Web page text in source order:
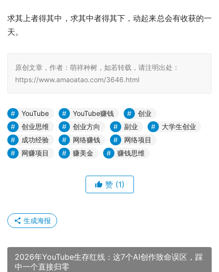
求其上者得其中，求其中者得其下，动起来总会有收获的一
天。
原创文章，作者：萌祥种树，如若转载，请注明出处：
https://www.amaoatao.com/3646.html
YouTube YouTube赚钱
创业
创业思维
创业方向 副业
大学生创业
成功经验
网络赚钱
网络项目
网赚项目
赚美金 赚钱思维
赞 (1)
生成海报
2026年YouTube生存红线：这7个AI创作致命误区，踩
中一个直接归零